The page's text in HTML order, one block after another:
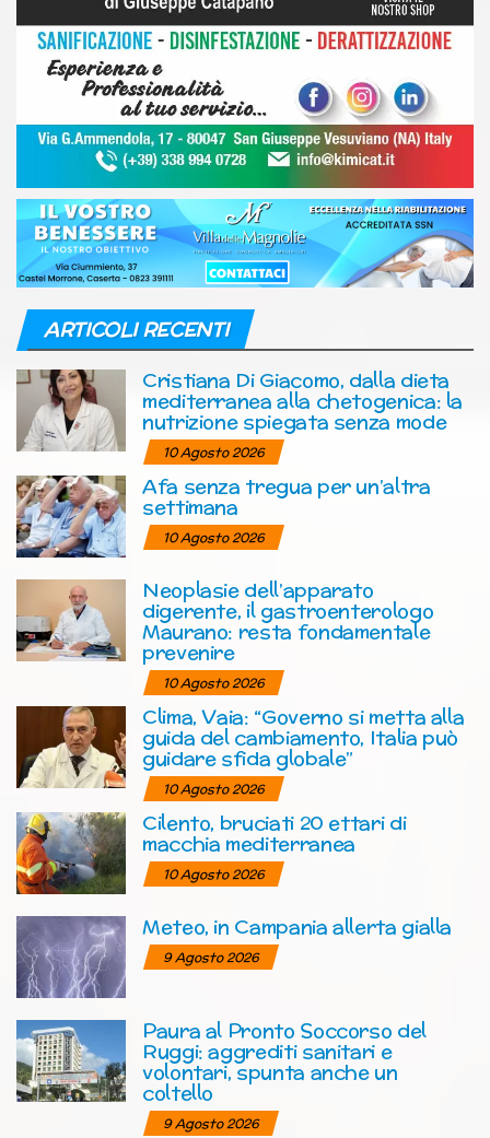
ARTICOLI RECENTI
Cristiana Di Giacomo, dalla dieta
mediterranea alla chetogenica: la
nutrizione spiegata senza mode
10 Agosto 2026
Afa senza tregua per un’altra
settimana
10 Agosto 2026
Neoplasie dell’apparato
digerente, il gastroenterologo
Maurano: resta fondamentale
prevenire
10 Agosto 2026
Clima, Vaia: “Governo si metta alla
guida del cambiamento, Italia può
guidare sfida globale”
10 Agosto 2026
Cilento, bruciati 20 ettari di
macchia mediterranea
10 Agosto 2026
Meteo, in Campania allerta gialla
9 Agosto 2026
Paura al Pronto Soccorso del
Ruggi: aggrediti sanitari e
volontari, spunta anche un
coltello
9 Agosto 2026